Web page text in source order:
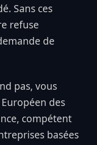
Sans ces
refuse
de
pas, vous
des
compétent
basées